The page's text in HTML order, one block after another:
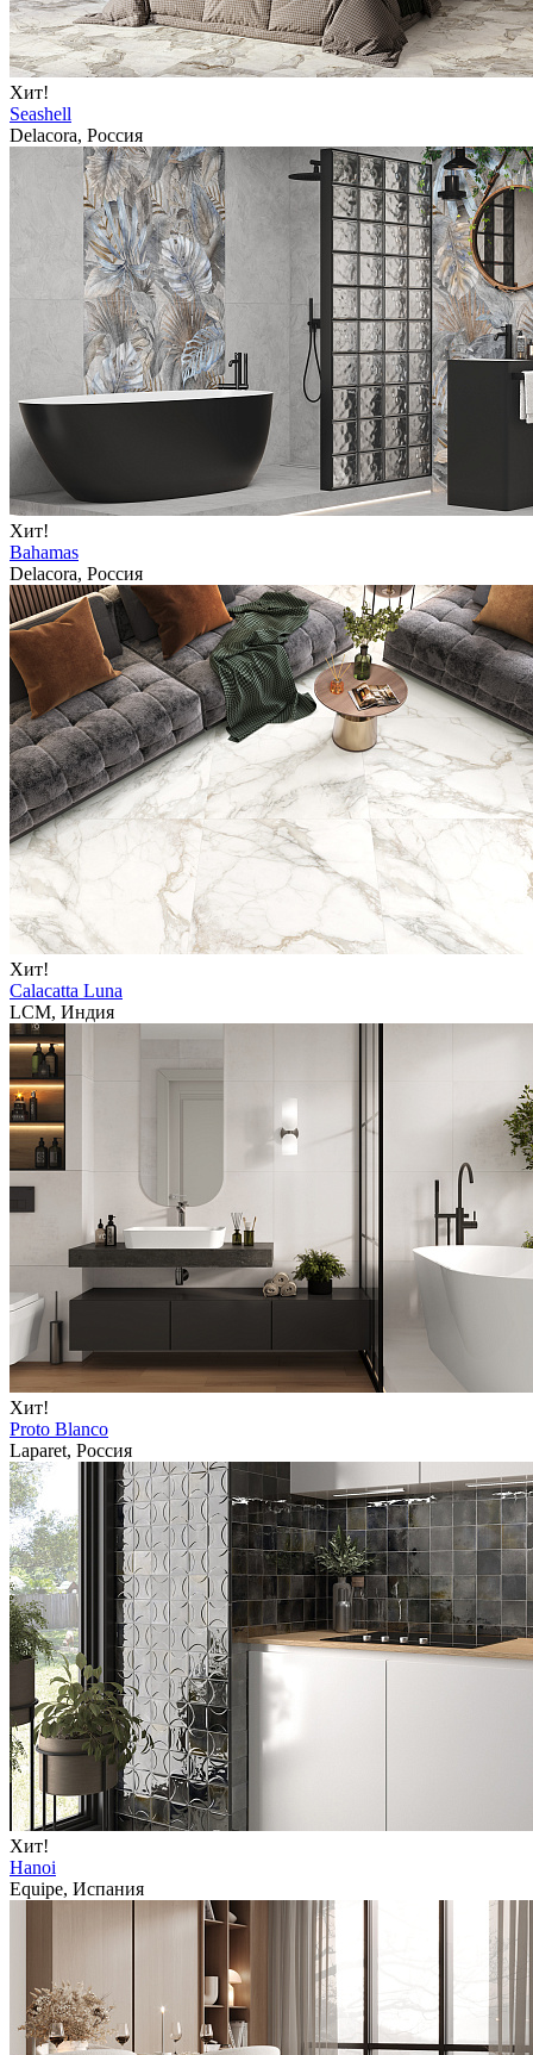
Хит!
Seashell
Delacora, Россия
Хит!
Bahamas
Delacora, Россия
Хит!
Calacatta Luna
LCM, Индия
Хит!
Proto Blanco
Laparet, Россия
Хит!
Hanoi
Equipe, Испания